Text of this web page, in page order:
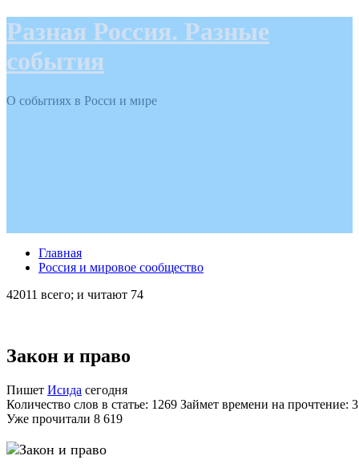
Разная Россия. Разные
события
О событиях в Росси и мире
Главная
Россия и мировое сообщество
42011 всего; и читают 74
Закон и право
Пишет Исида сегодня
Количество слов в статье: 1269 Займет времени на прочтение:
Уже прочитали 8 619